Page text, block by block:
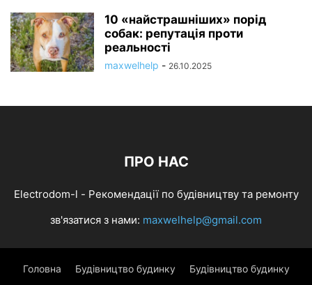
10 «найстрашніших» порід
собак: репутація проти
реальності
maxwelhelp - 26.10.2025
ПРО НАС
Electrodom-l - Рекомендації по будівництву та ремонту
зв'язатися з нами: maxwelhelp@gmail.com
Головна Будівництво будинку Будівництво будинку